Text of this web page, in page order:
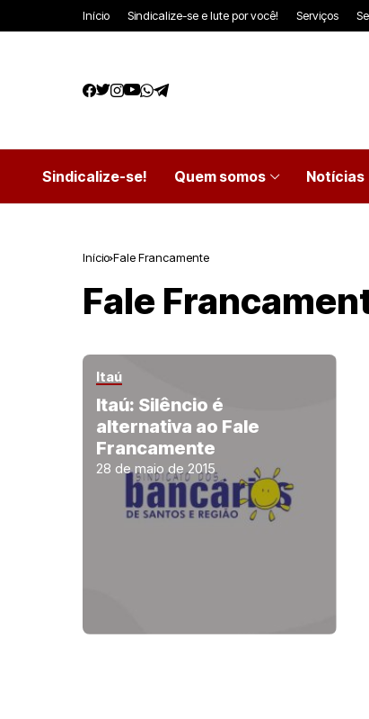
Início Sindicalize-se e lute por você! Serviços
Sindicalize-se! Quem somos Notícias
Início Fale Francamente
Fale
Itaú
Itaú: Silêncio é
alternativa ao Fale
Francamente
28 de maio de 2015